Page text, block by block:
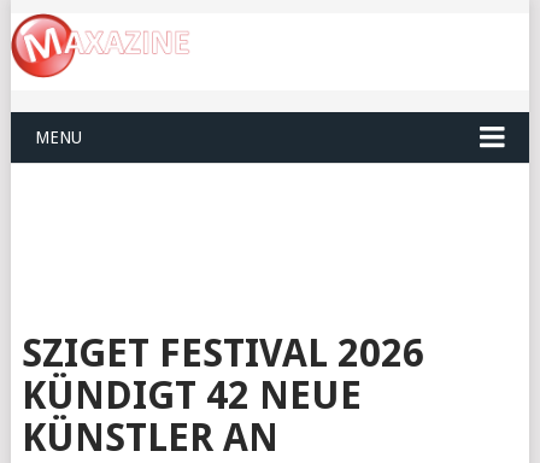
MENU
SZIGET FESTIVAL 2026
KÜNDIGT 42 NEUE
KÜNSTLER AN